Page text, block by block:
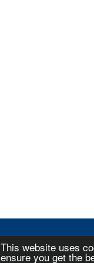
This website uses
ensure you get the
CGC Login